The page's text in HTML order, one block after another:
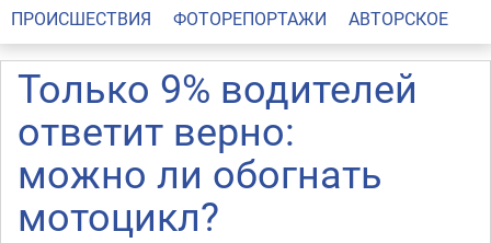
ПРОИСШЕСТВИЯ
ФОТОРЕПОРТАЖИ АВТОРСКОЕ
Только 9% водителей
ответит верно:
можно ли обогнать
мотоцикл?